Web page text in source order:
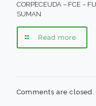
CORPECEUDA – FCE –
SUMAN
Read more
Comments are closed.